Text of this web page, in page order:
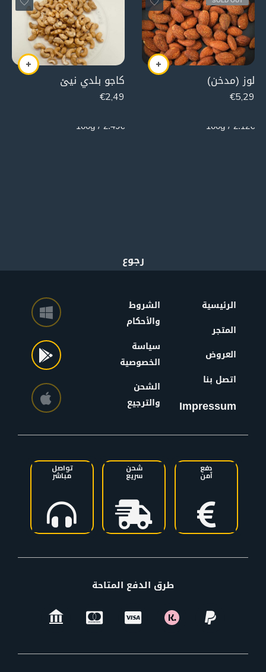
لوز (مدخن)
€5,29
2.12€ / 100g
كاجو بلدي نيئ
€2,49
2.49€ / 100g
الرئيسية
المتجر
العروض
اتصل بنا
Impressum
الشروط
والأحكام
سياسة
الخصوصية
الشحن
والترجيع
دفع
آمن
شحن
سريع
تواصل
مباشر
طرق الدفع المتاحة